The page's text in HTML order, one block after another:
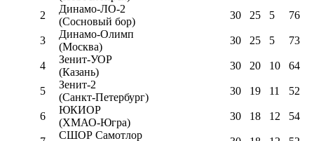
2
Динамо-ЛО-2
(Сосновый бор)
30 25 5 76
3
Динамо-Олимп
(Москва)
30 25 5 73
4
Зенит-УОР
(Казань)
30 20 10 64
5
Зенит-2
(Санкт-Петербург)
30 19 11 52
6
ЮКИОР
(ХМАО-Югра)
30 18 12 54
СШОР Самотлор